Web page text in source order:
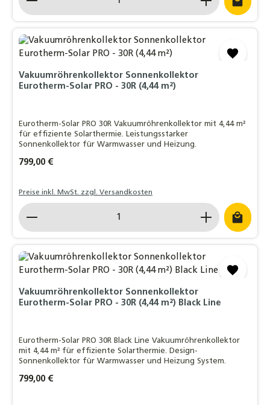
Vakuumröhrenkollektor Sonnenkollektor
Eurotherm-Solar PRO - 30R (4,44 m²)
Eurotherm-Solar PRO 30R Vakuumröhrenkollektor mit 4,44 m²
für effiziente Solarthermie. Leistungsstarker
Sonnenkollektor für Warmwasser und Heizung.
Regulärer Preis:
799,00 €
Preise inkl. MwSt. zzgl. Versandkosten
Produkt Anzahl: Gib den gewünschten Wert
Vakuumröhrenkollektor Sonnenkollektor
Eurotherm-Solar PRO - 30R (4,44 m²) Black Line
Eurotherm-Solar PRO 30R Black Line Vakuumröhrenkollektor
mit 4,44 m² für effiziente Solarthermie. Design-
Sonnenkollektor für Warmwasser und Heizung System.
Regulärer Preis:
799,00 €